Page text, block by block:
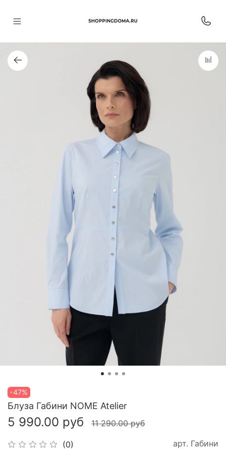
-47%
(0) арт. Габини
Блуза Габини NOME Atelier
5 990.00 руб 11 290.00 руб